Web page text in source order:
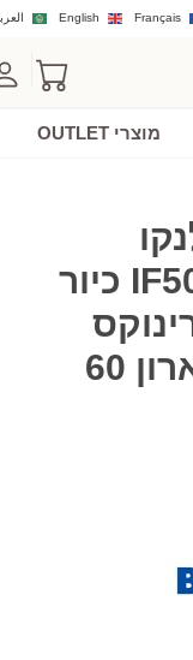
English Français
מוצרי OUTLET
גרמניה IF500 כיור
מתאים לארון 60